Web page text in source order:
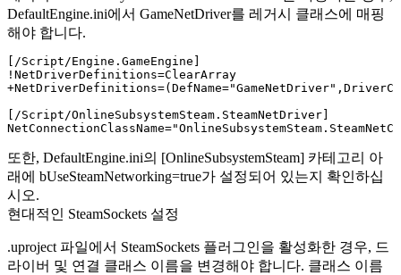
DefaultEngine.ini에서 GameNetDriver를 레거시 클래스에 매핑
해야 합니다.
[/Script/Engine.GameEngine]
!NetDriverDefinitions=ClearArray
[/Script/OnlineSubsystemSteam.SteamNetDriver]
또한, DefaultEngine.ini의 [OnlineSubsystemSteam] 카테고리 아
래에 bUseSteamNetworking=true가 설정되어 있는지 확인하십
시오.
현대적인 SteamSockets 설정
.uproject 파일에서 SteamSockets 플러그인을 활성화한 경우, 드
라이버 및 연결 클래스 이름을 변경해야 합니다. 클래스 이름